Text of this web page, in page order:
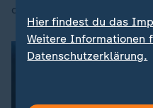
der Unterstützer
Hier findest du das
Weitere Informationen
Datenschutzerklärung.